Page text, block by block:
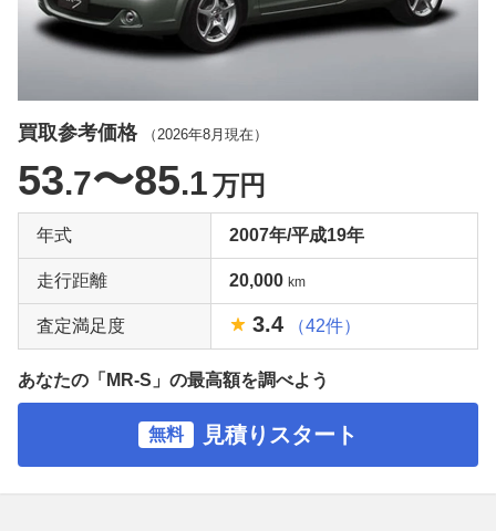
買取参考価格 （ 2026年8月 現在）
53.7〜85.1万円
年式 2007年/平成19年
走行距離 20,000 km
査定満足度 3.4 （42件）
あなたの「MR-S」の最高額を調べよう
無料 見積りスタート